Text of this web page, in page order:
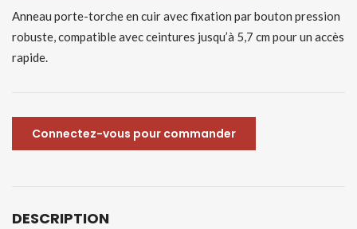
Anneau porte-torche en cuir avec fixation par bouton pression
robuste, compatible avec ceintures jusqu’à 5,7 cm pour un accès
rapide.
Connectez-vous pour commander
DESCRIPTION